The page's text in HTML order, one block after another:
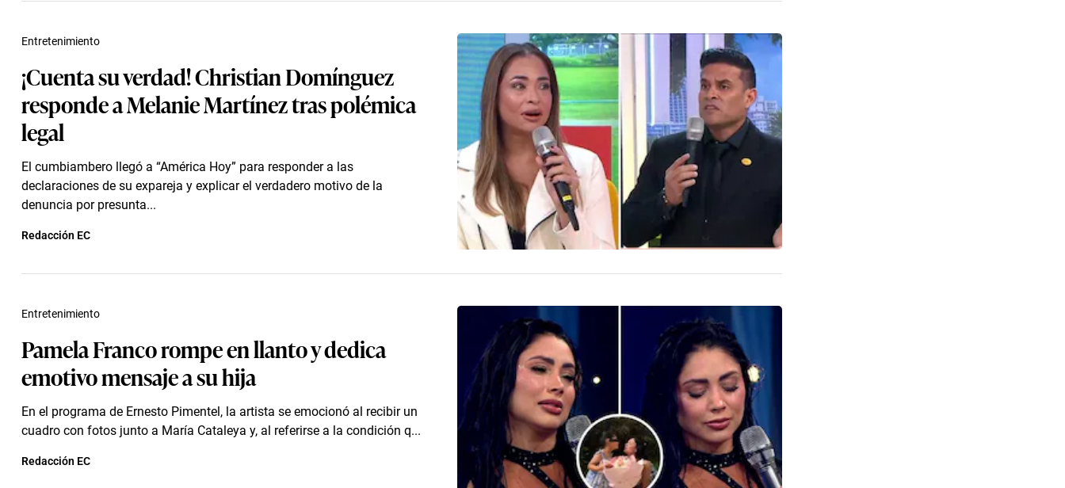
¡Cuenta su verdad! Christian Domínguez
responde a Melanie Martínez tras polémica
legal
El cumbiambero llegó a “América Hoy” para responder a las
declaraciones de su expareja y explicar el verdadero motivo de la
denuncia por presunta...
Entretenimiento
Redacción EC
Pamela Franco rompe en llanto y dedica
emotivo mensaje a su hija
En el programa de Ernesto Pimentel, la artista se emocionó al recibir un
cuadro con fotos junto a María Cataleya y, al referirse a la condición q...
Entretenimiento
Redacción EC